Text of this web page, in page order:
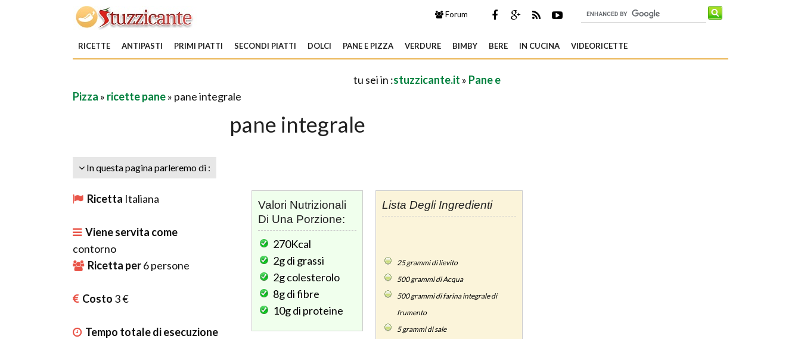
Forum
RICETTE ANTIPASTI PRIMI PIATTI SECONDI PIATTI DOLCI PANE E PIZZA VERDURE BIMBY BERE IN CUCINA VIDEORICETTE
tu sei in :stuzzicante.it » Pane e
Pizza » ricette pane» pane integrale
pane integrale
In questa pagina parleremo di :
Ricetta Italiana
Viene servita come
contorno
Ricetta per6persone
Costo 3 €
Tempo totale di esecuzione
Lista Degli Ingredienti
25grammi di lievito
500grammi di Acqua
500grammi di farina integrale di
frumento
5grammi di sale
Valori Nutrizionali
Di Una Porzione:
270Kcal
2gdi grassi
2gcolesterolo
8gdi fibre
10gdi proteine